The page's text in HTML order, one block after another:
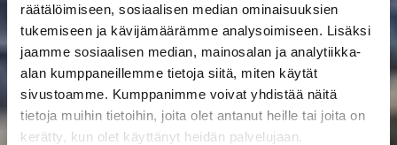
räätälöimiseen, sosiaalisen median ominaisuuksien
tukemiseen ja kävijämäärämme analysoimiseen. Lisäksi
jaamme sosiaalisen median, mainosalan ja analytiikka-
alan kumppaneillemme tietoja siitä, miten käytät
sivustoamme. Kumppanimme voivat yhdistää näitä
tietoja muihin tietoihin, joita olet antanut heille tai joita on
kerätty, kun olet käyttänyt heidän palvelujaan.